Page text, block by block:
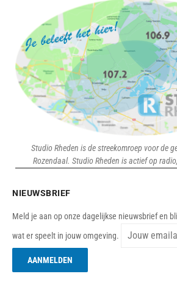
Studio Rheden is de streekomroep voor de
Rozendaal. Studio Rheden is actief op
NIEUWSBRIEF
Meld je aan op onze dagelijkse nieuwsbrief en
wat er speelt in jouw omgeving.